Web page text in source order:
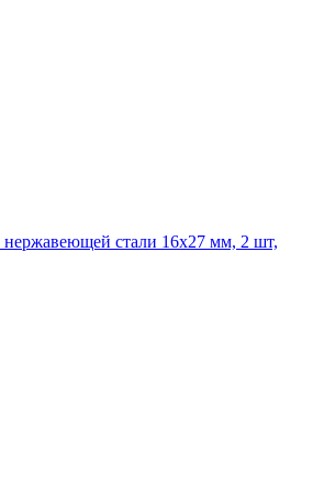
стали 16x27 мм, 2 шт,